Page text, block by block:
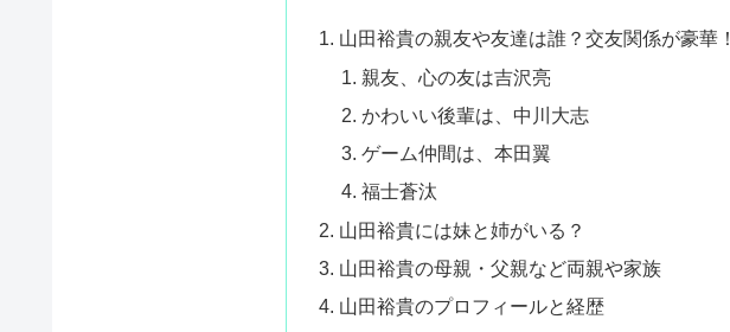
山田裕貴の親友や友達は誰？交友関係が豪華！
親友、心の友は吉沢亮
かわいい後輩は、中川大志
ゲーム仲間は、本田翼
福士蒼汰
山田裕貴には妹と姉がいる？
山田裕貴の母親・父親など両親や家族
山田裕貴のプロフィールと経歴